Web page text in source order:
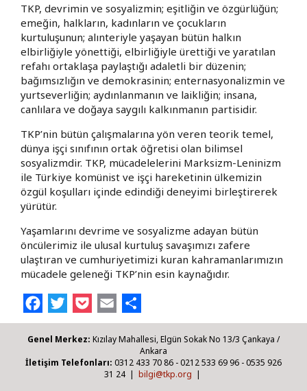
TKP, devrimin ve sosyalizmin; eşitliğin ve özgürlüğün;
emeğin, halkların, kadınların ve çocukların
kurtuluşunun; alınteriyle yaşayan bütün halkın
elbirliğiyle yönettiği, elbirliğiyle ürettiği ve yaratılan
refahı ortaklaşa paylaştığı adaletli bir düzenin;
bağımsızlığın ve demokrasinin; enternasyonalizmin ve
yurtseverliğin; aydınlanmanın ve laikliğin; insana,
canlılara ve doğaya saygılı kalkınmanın partisidir.
TKP’nin bütün çalışmalarına yön veren teorik temel,
dünya işçi sınıfının ortak öğretisi olan bilimsel
sosyalizmdir. TKP, mücadelelerini Marksizm-Leninizm
ile Türkiye komünist ve işçi hareketinin ülkemizin
özgül koşulları içinde edindiği deneyimi birleştirerek
yürütür.
Yaşamlarını devrime ve sosyalizme adayan bütün
öncülerimiz ile ulusal kurtuluş savaşımızı zafere
ulaştıran ve cumhuriyetimizi kuran kahramanlarımızın
mücadele geleneği TKP’nin esin kaynağıdır.
FacebookTwitterPocketEmail
Genel Merkez: Kızılay Mahallesi, Elgün Sokak No 13/3 Çankaya /
Ankara
İletişim Telefonları: 0312 433 70 86 - 0212 533 69 96 - 0535 926
31 24 | bilgi@tkp.org |